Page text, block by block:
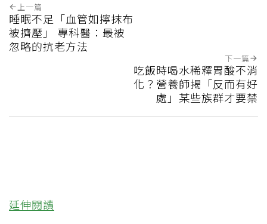
上一篇
睡眠不足「血管如擰抹布
被擠壓」 專科醫：最被
忽略的抗老方法
下一篇
吃飯時喝水稀釋胃酸不消
化？營養師揭「反而有好
處」某些族群才要禁
延伸閱讀